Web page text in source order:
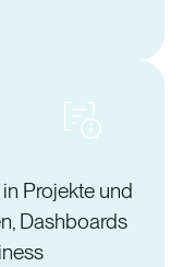
Projekte und
Dashboards